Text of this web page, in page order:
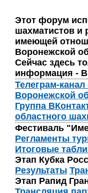
Этот форум
шахматистов и
имеющей
Воронежской
Сейчас здесь
информация -
Телеграм-
Воронежской
Группа
областного
Фестиваль
Регламенты
Итоговые
Этап Кубка
Результаты
Этап Рапид